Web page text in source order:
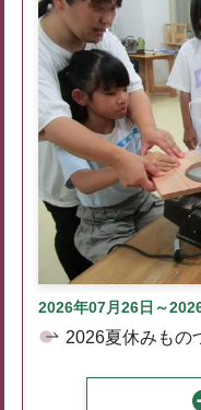
2026年07月26日～
2026夏休みもの